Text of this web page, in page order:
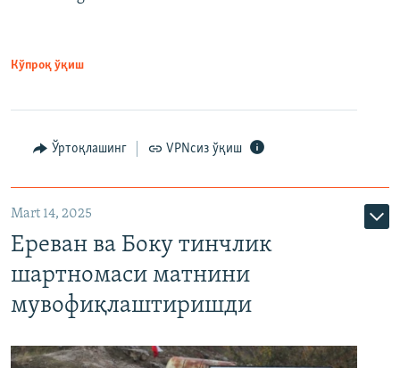
Кўпроқ ўқиш
Ўртоқлашинг VPNсиз ўқиш
Mart 14, 2025
Ереван ва Боку тинчлик
шартномаси матнини
мувофиқлаштиришди